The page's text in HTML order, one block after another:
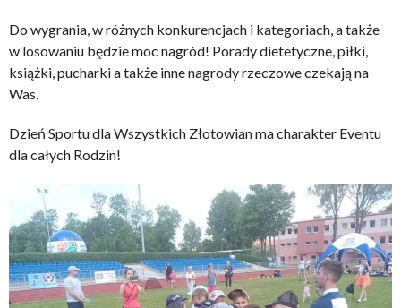
Do wygrania, w różnych konkurencjach i kategoriach, a także
w losowaniu będzie moc nagród! Porady dietetyczne, piłki,
książki, pucharki a także inne nagrody rzeczowe czekają na
Was.
Dzień Sportu dla Wszystkich Złotowian ma charakter Eventu
dla całych Rodzin!